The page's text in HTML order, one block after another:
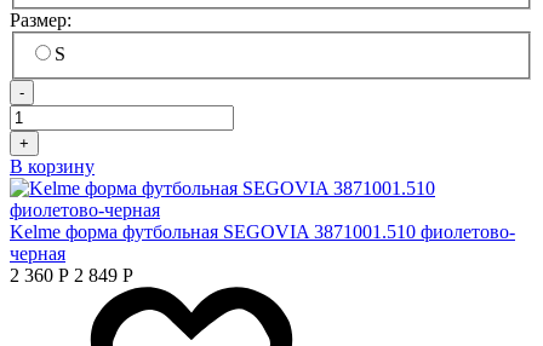
Размер:
S
-
+
В корзину
Kelme форма футбольная SEGOVIA 3871001.510 фиолетово-
черная
2 360 Р 2 849 Р